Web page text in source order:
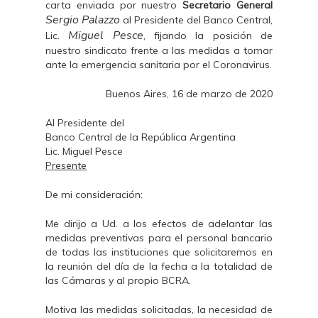
carta enviada por nuestroSecretario General
Sergio Palazzo al Presidente del Banco Central,
Lic. Miguel Pesce, fijando la posición de
nuestro sindicato frente a las medidas a tomar
ante la emergencia sanitaria por el Coronavirus.
Buenos Aires, 16 de marzo de 2020
Al Presidente del
Banco Central de la República Argentina
Lic. Miguel Pesce
Presente
De mi consideración:
Me dirijo a Ud. a los efectos de adelantar las
medidas preventivas para el personal bancario
de todas las instituciones que solicitaremos en
la reunión del día de la fecha a la totalidad de
las Cámaras y al propio BCRA.
Motiva las medidas solicitadas, la necesidad de